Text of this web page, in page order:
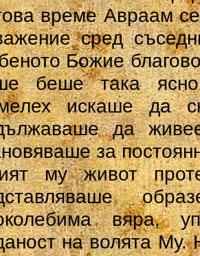
време Авраам
сред
Божие
беше така
искаше да
да
за
му живот
вяра,
на волята Му.